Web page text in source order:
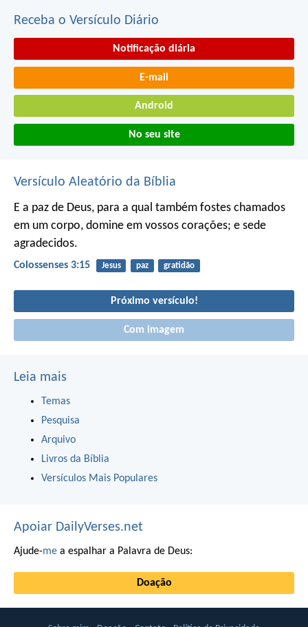
Receba o Versículo Diário
Notificação diária
E-mail
Android
No seu site
Versículo Aleatório da Bíblia
E a paz de Deus, para a qual também fostes chamados
em um corpo, domine em vossos corações; e sede
agradecidos.
Colossenses 3:15 Jesus paz gratidão
Próximo versículo!
Com imagem
Leia mais
Temas
Pesquisa
Arquivo
Livros da Bíblia
Versículos Mais Populares
Apoiar DailyVerses.net
Ajude-me a espalhar a Palavra de Deus:
Doação